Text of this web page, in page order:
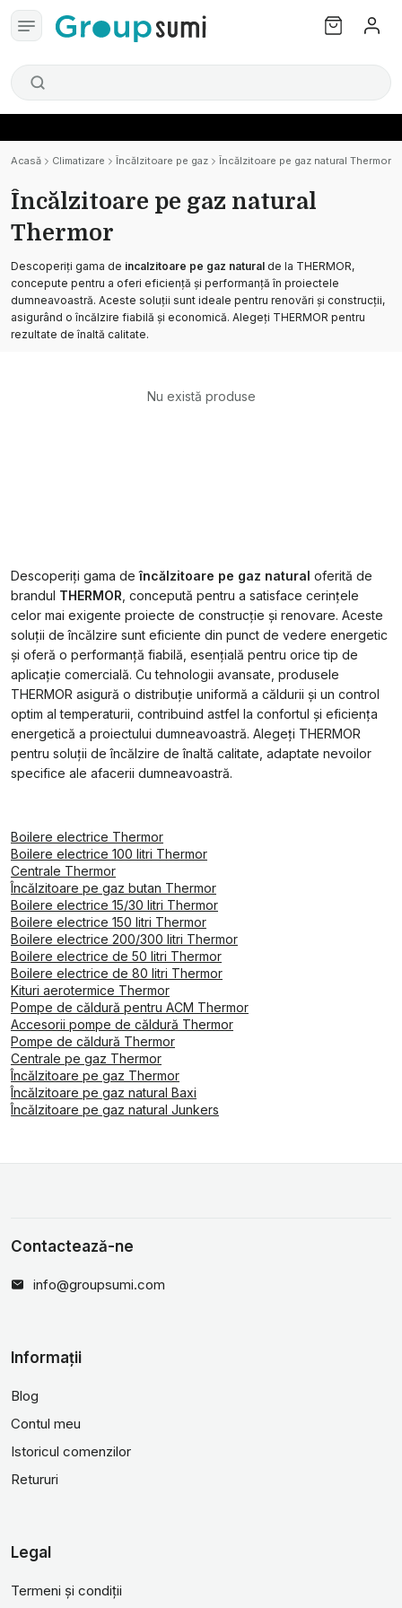
Acasă Climatizare Încălzitoare pe gaz Încălzitoare pe gaz natural Thermor
Încălzitoare pe gaz natural
Thermor
Descoperiți gama de incalzitoare pe gaz natural de la THERMOR,
concepute pentru a oferi eficiență și performanță în proiectele
dumneavoastră. Aceste soluții sunt ideale pentru renovări și construcții,
asigurând o încălzire fiabilă și economică. Alegeți THERMOR pentru
rezultate de înaltă calitate.
Nu există produse
Descoperiți gama deîncălzitoare pe gaz natural oferită de
brandul THERMOR , concepută pentru a satisface cerințele
celor mai exigente proiecte de construcție și renovare. Aceste
soluții de încălzire sunt eficiente din punct de vedere energetic
și oferă o performanță fiabilă, esențială pentru orice tip de
aplicație comercială. Cu tehnologii avansate, produsele
THERMOR asigură o distribuție uniformă a căldurii și un control
optim al temperaturii, contribuind astfel la confortul și eficiența
energetică a proiectului dumneavoastră. Alegeți THERMOR
pentru soluții de încălzire de înaltă calitate, adaptate nevoilor
specifice ale afacerii dumneavoastră.
Boilere electrice Thermor
Boilere electrice 100 litri Thermor
Centrale Thermor
Încălzitoare pe gaz butan Thermor
Boilere electrice 15/30 litri Thermor
Boilere electrice 150 litri Thermor
Boilere electrice 200/300 litri Thermor
Boilere electrice de 50 litri Thermor
Boilere electrice de 80 litri Thermor
Kituri aerotermice Thermor
Pompe de căldură pentru ACM Thermor
Accesorii pompe de căldură Thermor
Pompe de căldură Thermor
Centrale pe gaz Thermor
Încălzitoare pe gaz Thermor
Încălzitoare pe gaz natural Baxi
Încălzitoare pe gaz natural Junkers
Contactează-ne
info@groupsumi.com
Informații
Blog
Contul meu
Istoricul comenzilor
Retururi
Legal
Termeni și condiții